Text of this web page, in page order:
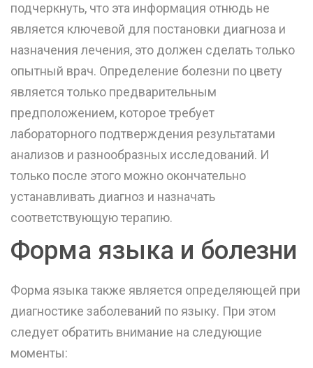
подчеркнуть, что эта информация отнюдь не
является ключевой для постановки диагноза и
назначения лечения, это должен сделать только
опытный врач. Определение болезни по цвету
является только предварительным
предположением, которое требует
лабораторного подтверждения результатами
анализов и разнообразных исследований. И
только после этого можно окончательно
устанавливать диагноз и назначать
соответствующую терапию.
Форма языка и болезни
Форма языка также является определяющей при
диагностике заболеваний по языку. При этом
следует обратить внимание на следующие
моменты: